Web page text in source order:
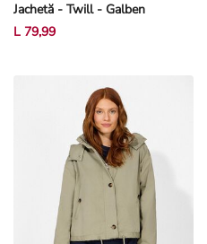
Jachetă - Twill - Galben
L 79,99